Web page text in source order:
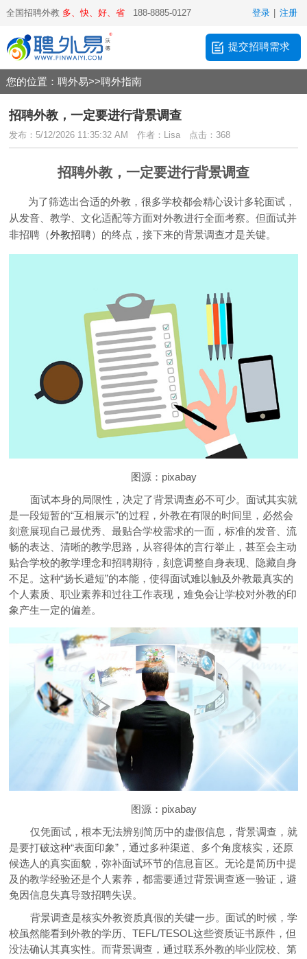
全国招聘外教 多、快、好、省188-8885-0127 登录 注册
提交招聘需求
您的位置： 聘外易>>聘外指南
招聘外教，一定要进行背景调查
发布：5/12/2026 11:35:32 AM 作者：Lisa 点击：368
招聘外教，一定要进行背景调查
为了筛选出合适的外教，很多学校都会精心设计多轮面试，
从发音、教学、文化适配等方面对外教进行全面考察。但面试并
非招聘（外教招聘）的终点，接下来的背景调查才是关键。
图源：pixabay
面试本身的局限性，决定了背景调查必不可少。面试其实就
是一段短暂的“互相展示”的过程，外教在有限的时间里，必然会
刻意展现自己最优秀、最贴合学校需求的一面，标准的发音、流
畅的表达、清晰的教学思路，从容得体的言行举止，甚至会主动
贴合学校的教学理念和招聘期待，刻意调整自身表现、隐藏自身
不足。这种“扬长避短”的本能，使得面试难以触及外教最真实的
个人素质、职业素养和过往工作表现，难免会让学校对外教的印
象产生一定的偏差。
图源：pixabay
仅凭面试，根本无法辨别简历中的虚假信息，背景调查，就
是要打破这种“表面印象”，通过多种渠道、多个角度核实，还原
候选人的真实面貌，弥补面试环节的信息盲区。无论是简历中提
及的教学经验还是个人素养，都需要通过背景调查逐一验证，避
免因信息失真导致招聘失误。
背景调查是核实外教资质真假的关键一步。面试的时候，学
校虽然能看到外教的学历、TEFL/TESOL这些资质证书原件，但
没法确认其真实性。而背景调查，通过联系外教的毕业院校、第